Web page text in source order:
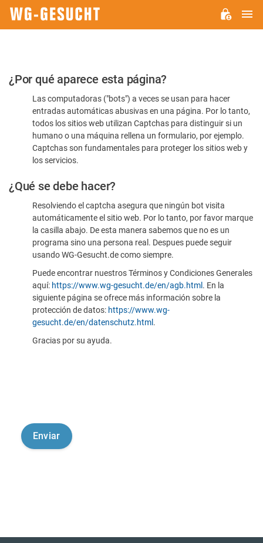
Por
favor,
confirme
humano
¿Por qué aparece esta página?
Las computadoras ("bots") a veces se usan para hacer
entradas automáticas abusivas en una página. Por lo tanto,
todos los sitios web utilizan Captchas para distinguir si un
humano o una máquina rellena un formulario, por ejemplo.
Captchas son fundamentales para proteger los sitios web y
los servicios.
¿Qué se debe hacer?
Resolviendo el captcha asegura que ningún bot visita
automáticamente el sitio web. Por lo tanto, por favor marque
la casilla abajo. De esta manera sabemos que no es un
programa sino una persona real. Despues puede seguir
usando WG-Gesucht.de como siempre.
Puede encontrar nuestros Términos y Condiciones Generales
aquí: https://www.wg-gesucht.de/en/agb.html . En la
siguiente página se ofrece más información sobre la
protección de datos: https://www.wg-
gesucht.de/en/datenschutz.html .
Gracias por su ayuda.